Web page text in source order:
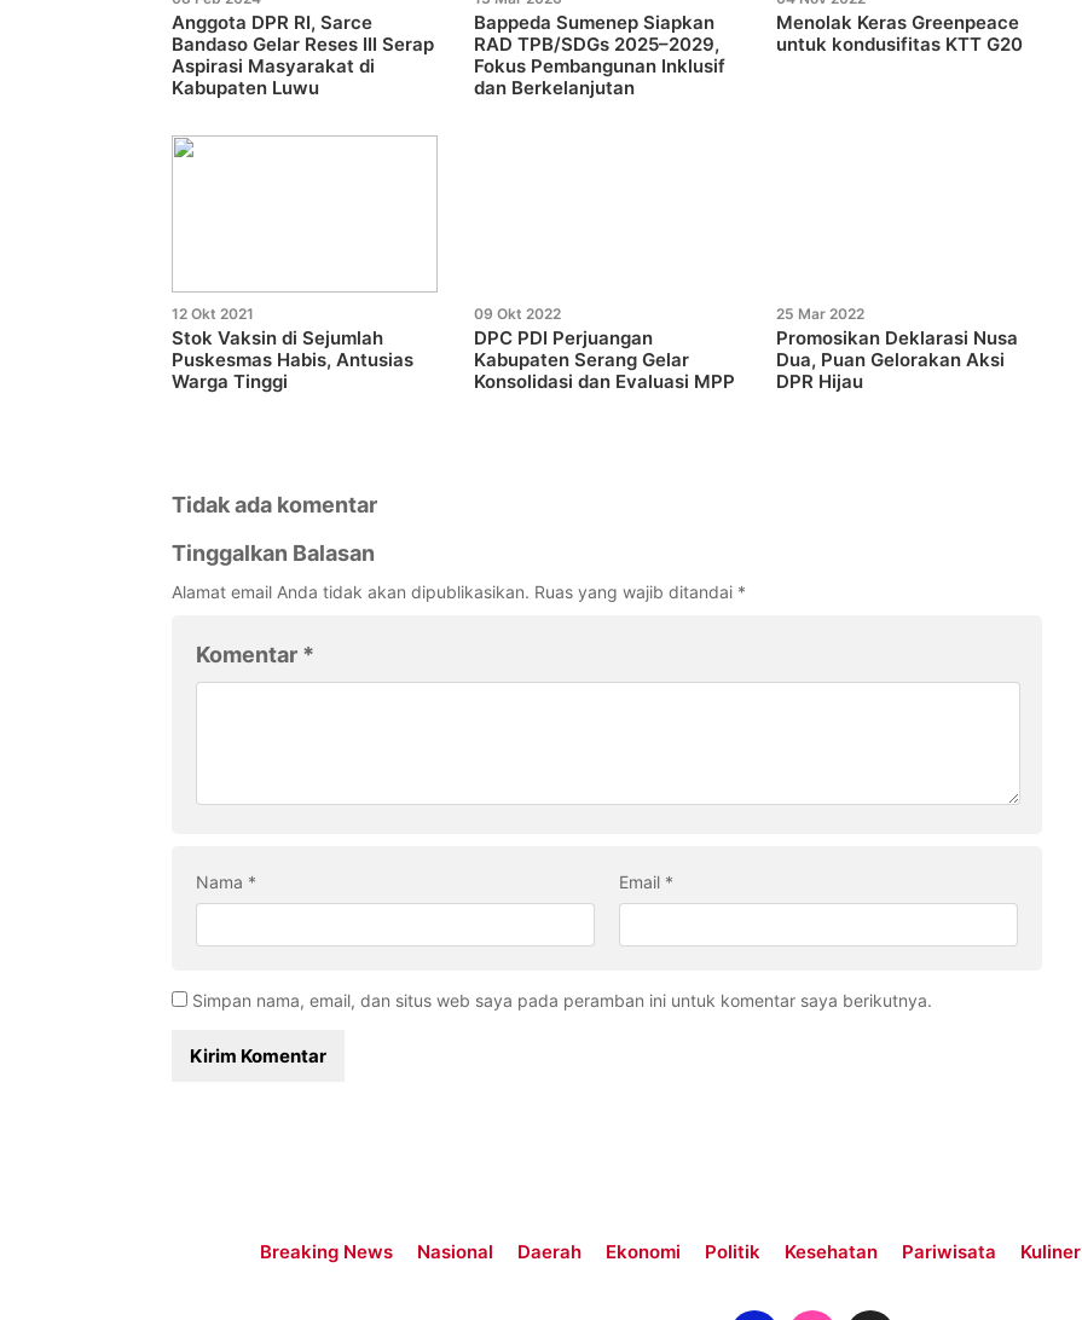
Anggota DPR RI, Sarce
Bandaso Gelar Reses III Serap
Aspirasi Masyarakat di
Kabupaten Luwu
Bappeda Sumenep Siapkan
RAD TPB/SDGs 2025–2029,
Fokus Pembangunan Inklusif
dan Berkelanjutan
Menolak Keras Greenpeace
untuk kondusifitas KTT G20
12 Okt 2021
Stok Vaksin di Sejumlah
Puskesmas Habis, Antusias
Warga Tinggi
09 Okt 2022
DPC PDI Perjuangan
Kabupaten Serang Gelar
Konsolidasi dan Evaluasi MPP
25 Mar 2022
Promosikan Deklarasi Nusa
Dua, Puan Gelorakan Aksi
DPR Hijau
Tidak ada komentar
Tinggalkan Balasan
Alamat email Anda tidak akan dipublikasikan. Ruas yang wajib ditandai *
Komentar *
Nama * Email *
Simpan nama, email, dan situs web saya pada peramban ini untuk komentar saya berikutnya.
Breaking News Nasional Daerah Ekonomi Politik Kesehatan Pariwisata Kuliner